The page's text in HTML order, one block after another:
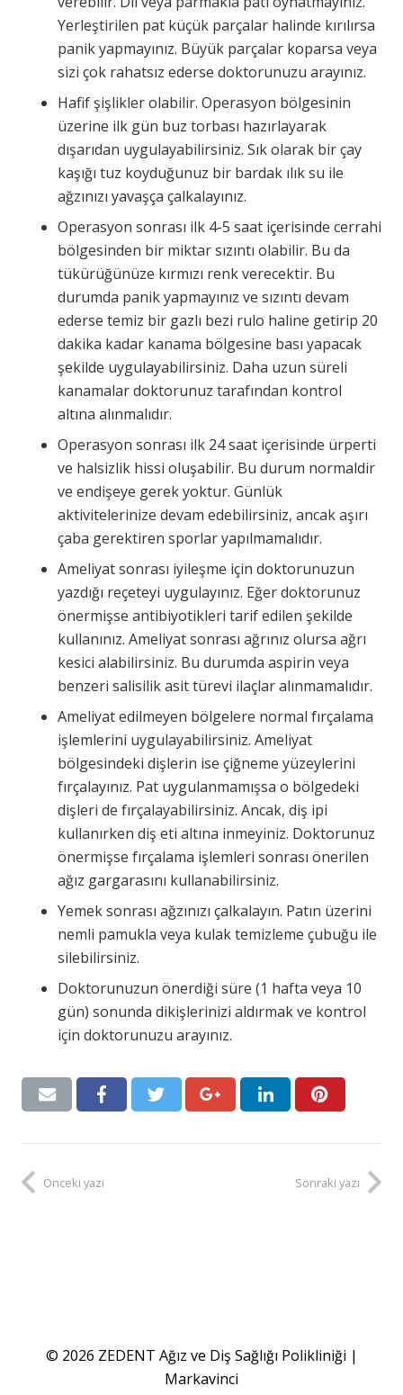
Yerleştirilen pat küçük parçalar halinde kırılırsa
panik yapmayınız. Büyük parçalar koparsa veya
sizi çok rahatsız ederse doktorunuzu arayınız.
Hafif şişlikler olabilir. Operasyon bölgesinin
üzerine ilk gün buz torbası hazırlayarak
dışarıdan uygulayabilirsiniz. Sık olarak bir çay
kaşığı tuz koyduğunuz bir bardak ılık su ile
ağzınızı yavaşça çalkalayınız.
Operasyon sonrası ilk 4-5 saat içerisinde cerrahi
bölgesinden bir miktar sızıntı olabilir. Bu da
tükürüğünüze kırmızı renk verecektir. Bu
durumda panik yapmayınız ve sızıntı devam
ederse temiz bir gazlı bezi rulo haline getirip 20
dakika kadar kanama bölgesine bası yapacak
şekilde uygulayabilirsiniz. Daha uzun süreli
kanamalar doktorunuz tarafından kontrol
altına alınmalıdır.
Operasyon sonrası ilk 24 saat içerisinde ürperti
ve halsizlik hissi oluşabilir. Bu durum normaldir
ve endişeye gerek yoktur. Günlük
aktivitelerinize devam edebilirsiniz, ancak aşırı
çaba gerektiren sporlar yapılmamalıdır.
Ameliyat sonrası iyileşme için doktorunuzun
yazdığı reçeteyi uygulayınız. Eğer doktorunuz
önermişse antibiyotikleri tarif edilen şekilde
kullanınız. Ameliyat sonrası ağrınız olursa ağrı
kesici alabilirsiniz. Bu durumda aspirin veya
benzeri salisilik asit türevi ilaçlar alınmamalıdır.
Ameliyat edilmeyen bölgelere normal fırçalama
işlemlerini uygulayabilirsiniz. Ameliyat
bölgesindeki dişlerin ise çiğneme yüzeylerini
fırçalayınız. Pat uygulanmamışsa o bölgedeki
dişleri de fırçalayabilirsiniz. Ancak, diş ipi
kullanırken diş eti altına inmeyiniz. Doktorunuz
önermişse fırçalama işlemleri sonrası önerilen
ağız gargarasını kullanabilirsiniz.
Yemek sonrası ağzınızı çalkalayın. Patın üzerini
nemli pamukla veya kulak temizleme çubuğu ile
silebilirsiniz.
Doktorunuzun önerdiği süre (1 hafta veya 10
gün) sonunda dikişlerinizi aldırmak ve kontrol
için doktorunuzu arayınız.
Önceki yazı Sonraki yazı
© 2026 ZEDENT Ağız ve Diş Sağlığı Polikliniği |
Markavinci